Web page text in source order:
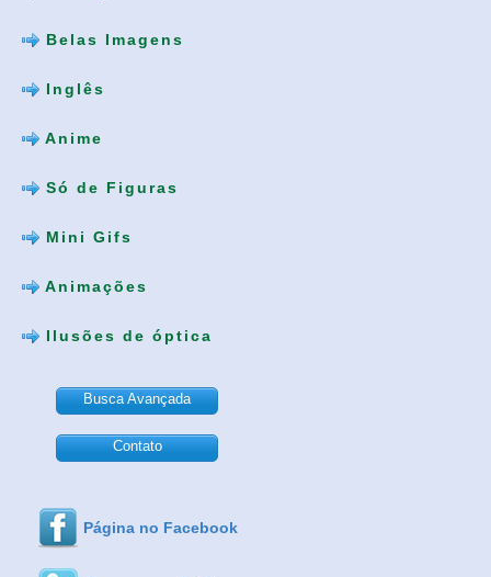
Belas Imagens
Inglês
Anime
Só de Figuras
Mini Gifs
Animações
Ilusões de óptica
Busca Avançada
Contato
Página no Facebook